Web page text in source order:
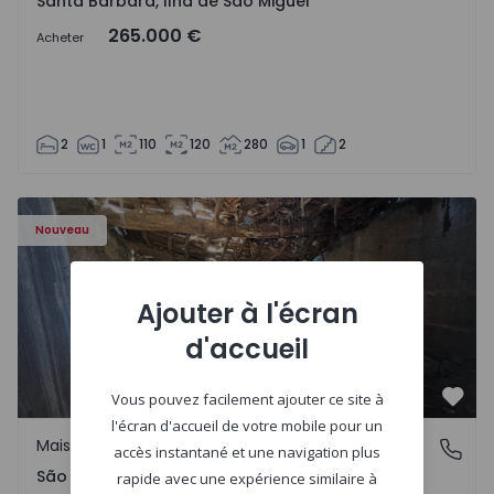
Acheter 265.000 €
2 1 110 120 280 1 2
Nouveau
Maison Vila Real, São Tomé do Castelo e Justes -
São Tomé do Castelo e Justes, Vila Real
Maison Rurale
São Tomé do Castelo e Justes, Vila Real
Ajouter à l'écran
d'accueil
Vous pouvez facilement ajouter ce site à
l'écran d'accueil de votre mobile pour un
accès instantané et une navigation plus
rapide avec une expérience similaire à